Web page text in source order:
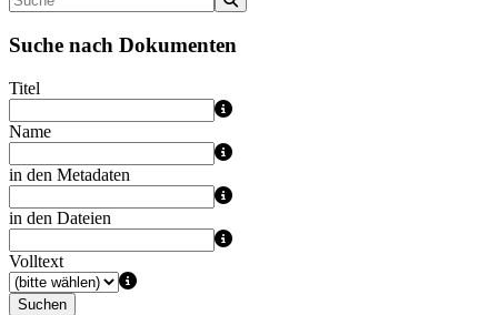
Suche nach Dokumenten
Titel
Name
in den Metadaten
in den Dateien
Volltext
Suchen